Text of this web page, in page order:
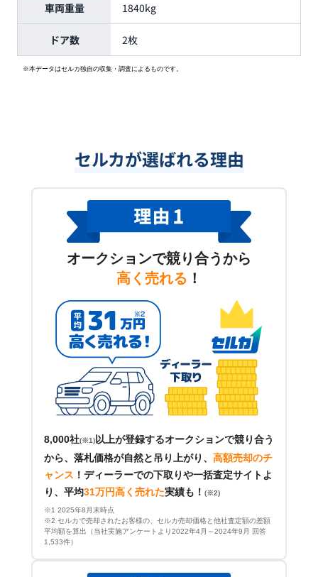
車両重量 1840kg
ドア数 2枚
※本データはセルカ独自の収集・調査によるものです。
セルカが選ばれる理由
オークションで競り合うから
高く売れる ！
8,000社(※1) 以上が登録するオークションで競り合う
から、落札価格が自然と吊り上がり、 高額売却のチ
ャンス ！ ディーラーでの下取りや一括査定サイトよ
り、平均31万円高く売れた実績も！ (※2)
※1 2025年8月末時点
※2 セルカで売却されたお客様の、セルカ売却価格と他社査定額の差額
平均額を算出（当社実施アンケートより2022年4月～2024年9月 回答
1,533件）